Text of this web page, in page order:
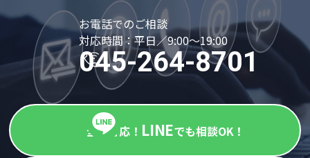
お電話でのご相談
対応時間：平日／9:00～19:00
045-264-8701
全国対応！ LINEでも相談OK！